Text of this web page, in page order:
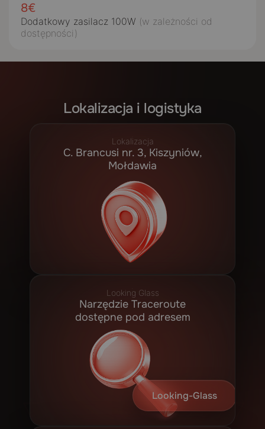
8€
Dodatkowy zasilacz 100W (w zależności od
dostępności)
Lokalizacja i logistyka
Lokalizacja
C. Brancusi nr. 3, Kiszyniów,
Mołdawia
Looking Glass
Narzędzie Traceroute
dostępne pod adresem
Looking-Glass